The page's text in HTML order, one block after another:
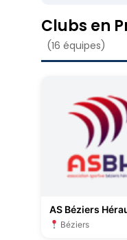
Clubs en
(16 équipes)
AS Béziers
Béziers